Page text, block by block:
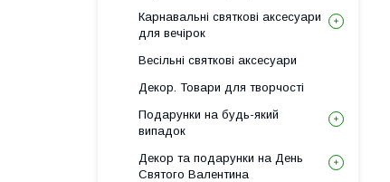
Карнавальні святкові аксесуари
для вечірок
Весільні святкові аксесуари
Декор. Товари для творчості
Подарунки на будь-який
випадок
Декор та подарунки на День
Святого Валентина